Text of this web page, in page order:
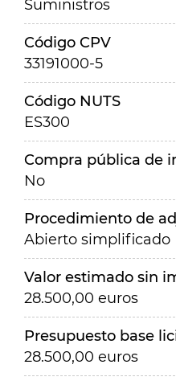
Suministros
Código CPV
33191000-5
Código NUTS
ES300
Compra pública de
No
Procedimiento de
Abierto simplificado
Valor estimado sin
28.500,00 euros
Presupuesto base
28.500,00 euros